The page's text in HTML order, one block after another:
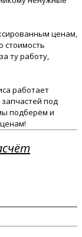
ценам,
стоимость
ту работу,
работает
под
подберём и